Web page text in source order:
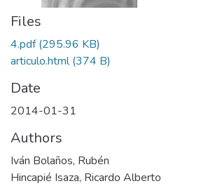
Files
4.pdf(295.96 KB)
articulo.html(374 B)
Date
2014-01-31
Authors
Iván Bolaños, Rubén
Hincapié Isaza, Ricardo Alberto